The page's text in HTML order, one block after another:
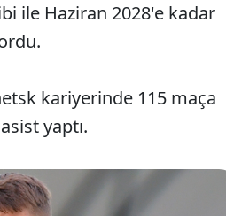
ile Haziran 2028'e kadar
kariyerinde 115 maça
yaptı.